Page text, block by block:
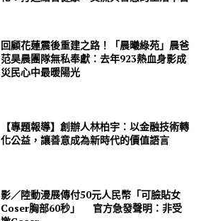
回顧花蓮震後重建之路！「晨曦綠苑」晨爸
范昊晨團隊無私奉獻：去年923熱血身影成
災民心中最暖陽光
【專題報導】創辦人林柏宇：以金融技術轉
化公益，讓善意成為新時代的價值語言
影／陸動漫展傳付50元人民幣「可臉貼女
Coser胸部60秒」 官方急發聲明：非受